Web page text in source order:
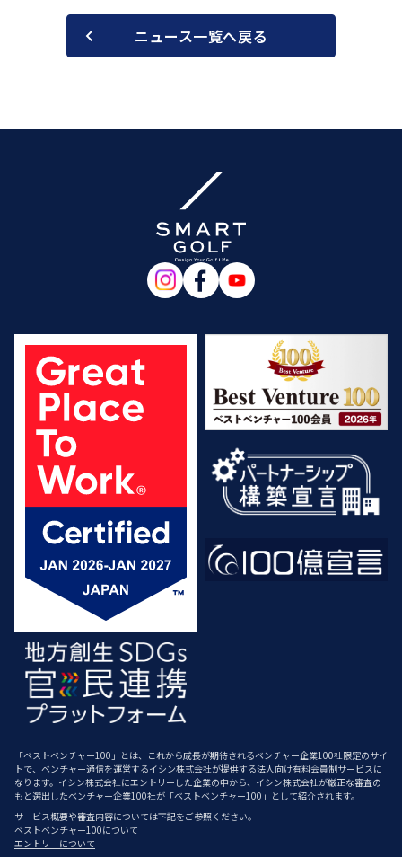
ニュース一覧へ戻る
「ベストベンチャー100」とは、これから成長が期待されるベンチャー企業100社限定のサイ
トで、ベンチャー通信を運営するイシン株式会社が提供する法人向け有料会員制サービスに
なります。イシン株式会社にエントリーした企業の中から、イシン株式会社が厳正な審査の
もと選出したベンチャー企業100社が「ベストベンチャー100」として紹介されます。
サービス概要や審査内容については下記をご参照ください。
ベストベンチャー100について
エントリーについて